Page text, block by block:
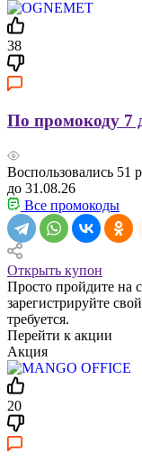
38
По промокоду 7
Воспользовались 51
до 31.08.26
Все промокоды
Открыть купон
Просто пройдите на
зарегистрируйте
требуется.
Перейти к акции
Акция
20